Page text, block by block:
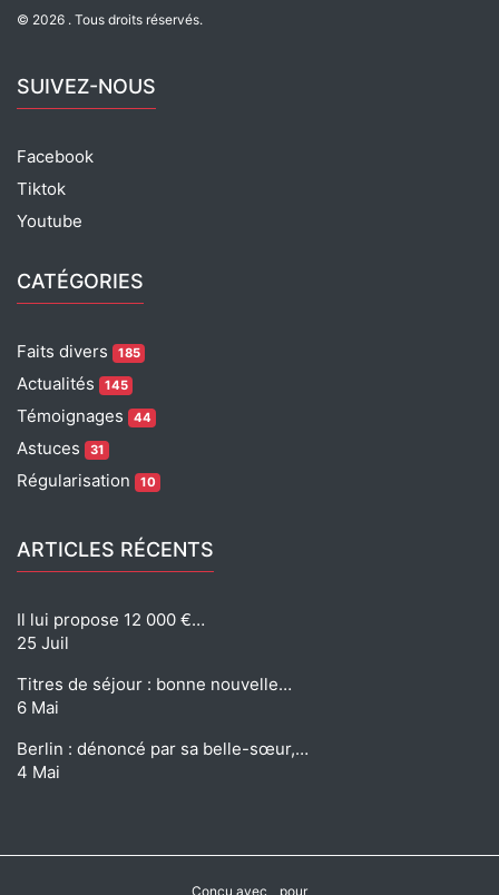
© 2026 . Tous droits réservés.
SUIVEZ-NOUS
Facebook
Tiktok
Youtube
CATÉGORIES
Faits divers 185
Actualités 145
Témoignages 44
Astuces 31
Régularisation 10
ARTICLES RÉCENTS
Il lui propose 12 000 €…
25 Juil
Titres de séjour : bonne nouvelle…
6 Mai
Berlin : dénoncé par sa belle-sœur,…
4 Mai
Conçu avec pour